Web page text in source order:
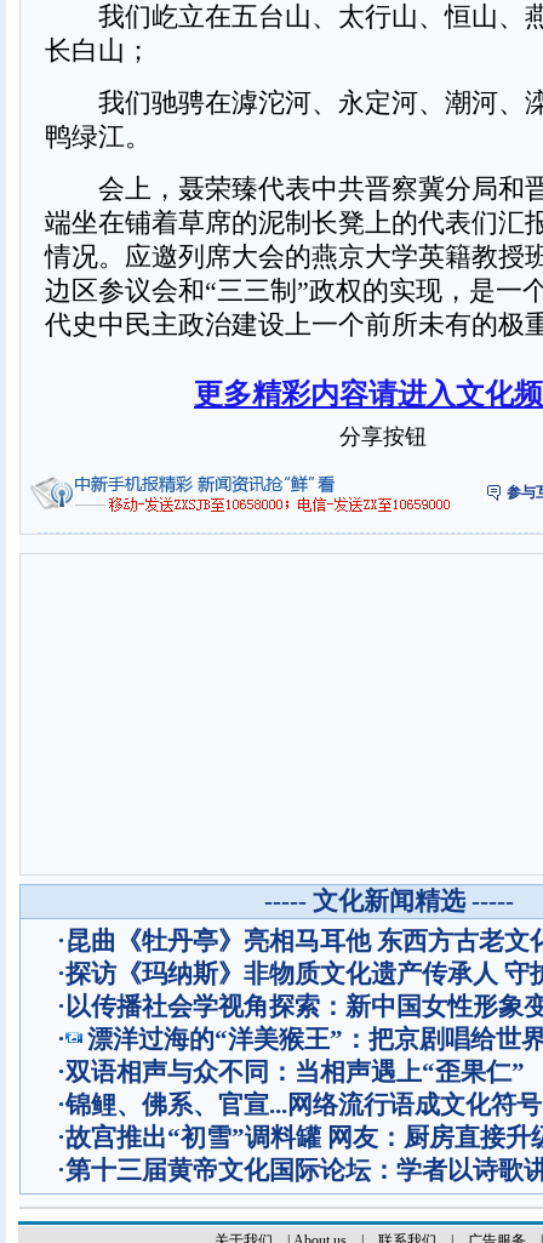
我们屹立在五台山、太行山、恒山、
长白山；
我们驰骋在滹沱河、永定河、潮河、
鸭绿江。
会上，聂荣臻代表中共晋察冀分局和
端坐在铺着草席的泥制长凳上的代表们汇
情况。应邀列席大会的燕京大学英籍教授
边区参议会和“三三制”政权的实现，是一
代史中民主政治建设上一个前所未有的极
更多精彩内容请进入文化
分享按钮
参与
----- 文化新闻精选 -----
·昆曲《牡丹亭》亮相马耳他 东西方古老文
·探访《玛纳斯》非物质文化遗产传承人 守
·以传播社会学视角探索：新中国女性形象
·
漂洋过海的“洋美猴王”：把京剧唱给世
·双语相声与众不同：当相声遇上“歪果仁”
·锦鲤、佛系、官宣...网络流行语成文化符号
·故宫推出“初雪”调料罐 网友：厨房直接升
·第十三届黄帝文化国际论坛：学者以诗歌